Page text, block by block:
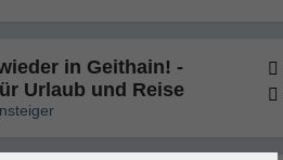
in Geithain! -
Urlaub und Reise